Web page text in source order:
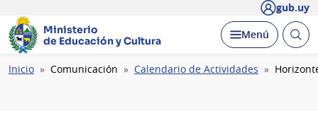
gub.uy
Ministerio
de Educación y Cultura
Desplegar
Menú Abrir
Ruta
Inicio Comunicación Calendario de Actividades